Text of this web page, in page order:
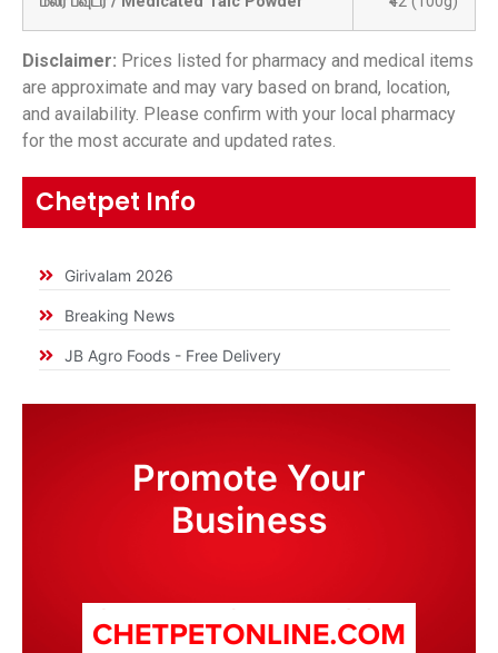
Disclaimer: Prices listed for pharmacy and medical items
are approximate and may vary based on brand, location,
and availability. Please confirm with your local pharmacy
for the most accurate and updated rates.
Chetpet Info
Girivalam 2026
Breaking News
JB Agro Foods - Free Delivery
Promote Your
Business